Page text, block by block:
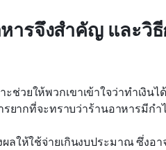
ารจึงสำคัญ และวิ
วยให้พวกเขาเข้าใจว่าทำเงินไ
ยากที่จะทราบว่าร้านอาหารมีกำ
ลให้ใช้จ่ายเกินงบประมาณ ซึ่งอา